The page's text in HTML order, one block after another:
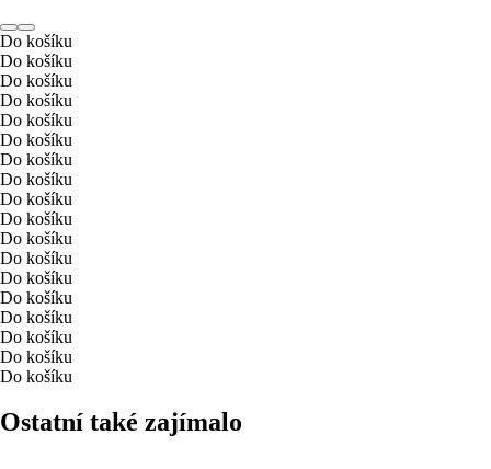
Do košíku
Do košíku
Do košíku
Do košíku
Do košíku
Do košíku
Do košíku
Do košíku
Do košíku
Do košíku
Do košíku
Do košíku
Do košíku
Do košíku
Do košíku
Do košíku
Do košíku
Do košíku
Ostatní také zajímalo